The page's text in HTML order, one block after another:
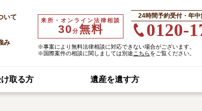
来所・オンライン法律相談
30分無料
24時間予約受付・年
0120-
※事案により無料法律相談に対応できない場合がございます。
※国際案件の相談に関しましては別途 こちらをご覧ください。
いて
み
取る方 遺産を遺す方